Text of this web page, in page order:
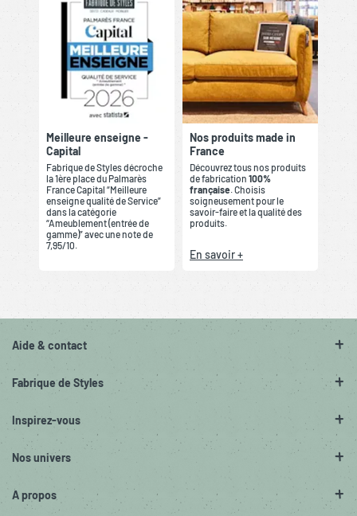
Meilleure enseigne -
Capital
Fabrique de Styles décroche
la 1ère place du Palmarès
France Capital “Meilleure
enseigne qualité de Service”
dans la catégorie
“Ameublement (entrée de
gamme)” avec une note de
7,95/10.
Nos produits made in
France
Découvrez tous nos produits
de fabrication 100%
française . Choisis
soigneusement pour le
savoir-faire et la qualité des
produits.
En savoir +
Aide & contact
Fabrique de Styles
Inspirez-vous
Nos univers
A propos